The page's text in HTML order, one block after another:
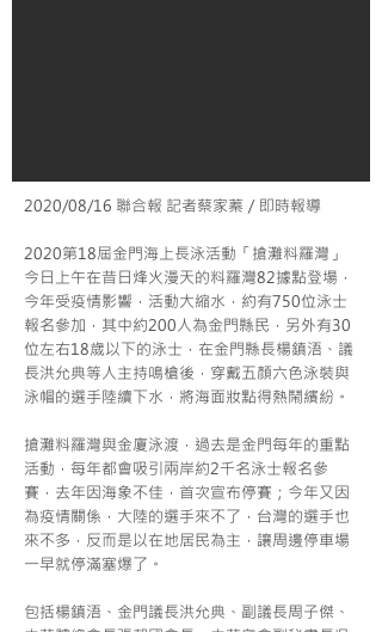
2020/08/16 聯合報 記者蔡家蓁／即時報導
2020第18屆金門海上長泳活動「搶灘料羅灣」
今日上午在昔日烽火漫天的料羅灣82據點登場，
今年受疫情影響，活動大縮水，約有750位泳士
報名參加，其中約200人為金門縣民，另外有30
位左右18歲以下的泳士，在金門縣長楊鎮浯、議
長洪允典等人主持鳴槍後，穿戴五顏六色泳裝與
泳帽的選手陸續下水，將海面妝點得熱鬧繽紛。
搶灘料羅灣與金廈泳渡，過去是金門每年的重點
活動，每年都會吸引兩岸約2千名泳士報名參
賽，去年因海象不佳，首次宣布停賽；今年又因
為疫情關係，大陸的選手來不了，台灣的選手也
來不多，反而是以在地居民為主，讓周邊停車場
一早就停滿塞爆了。
包括楊鎮浯、金門議長洪允典、副議長周子傑、